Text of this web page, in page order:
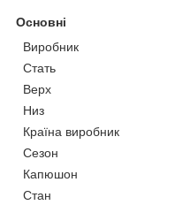
Основні
Виробник
Стать
Верх
Низ
Країна виробник
Сезон
Капюшон
Стан